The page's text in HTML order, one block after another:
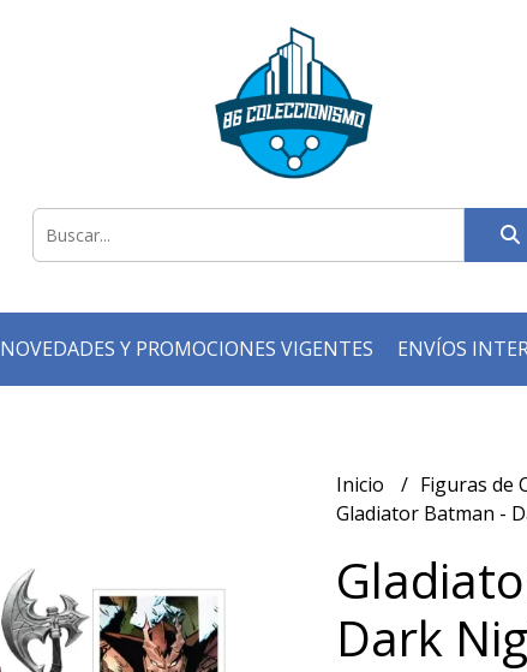
NOVEDADES Y PROMOCIONES VIGENTES ENVÍOS
Inicio Figuras de
Gladiator Batman -
Dark